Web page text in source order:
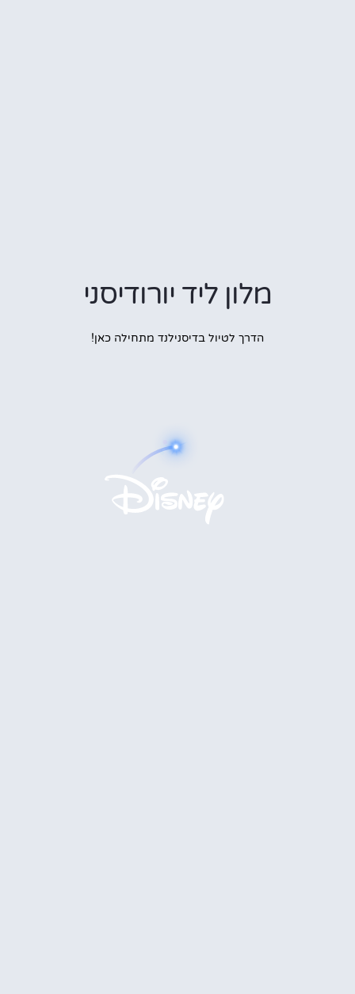
מלון ליד יורודיסני
הדרך לטיול בדיסנילנד מתחילה כאן!